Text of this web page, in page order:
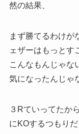
然の結果、
まず勝てるわけが
ェザーはもっとす
こんなもんじゃな
気になったんじゃ
３Rていってたか
にKOするつもりだ